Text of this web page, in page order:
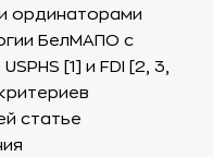
ординаторами
БелМАПО с
[1] и FDI [2, 3,
статье